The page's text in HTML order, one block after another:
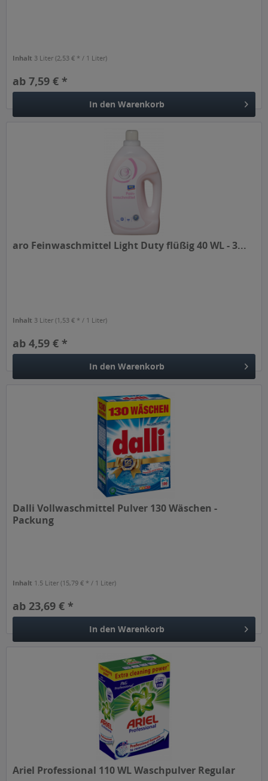
Inhalt 3 Liter(2,53 € * / 1 Liter)
ab 7,59 € *
In den Warenkorb
aro Feinwaschmittel Light Duty flüßig 40 WL - 3...
Inhalt 3 Liter(1,53 € * / 1 Liter)
ab 4,59 € *
In den Warenkorb
Dalli Vollwaschmittel Pulver 130 Wäschen -
Packung
Inhalt 1.5 Liter(15,79 € * / 1 Liter)
ab 23,69 € *
In den Warenkorb
Ariel Professional 110 WL Waschpulver Regular